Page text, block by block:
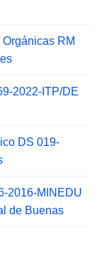
RM
2022-ITP/DE
DS 019-
2016-MINEDU
de Buenas